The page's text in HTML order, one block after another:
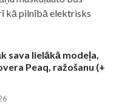
kā pilnībā elektrisks
sava lielākā modeļa,
Peaq, ražošanu (+